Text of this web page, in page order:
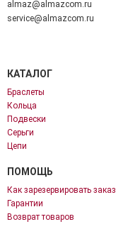
almaz@almazcom.ru
service@almazcom.ru
КАТАЛОГ
Браслеты
Кольца
Подвески
Серьги
Цепи
ПОМОЩЬ
Как зарезервировать заказ
Гарантии
Возврат товаров